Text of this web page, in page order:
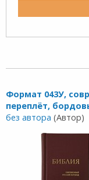
Формат 043У,
переплёт,
без автора (Автор)